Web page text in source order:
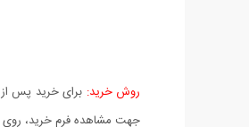
روش خرید: برای خرید پس
جهت مشاهده فرم خرید، روی